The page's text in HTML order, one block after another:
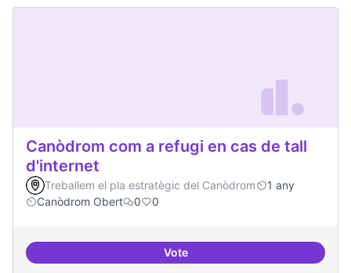
Canòdrom com a refugi en cas de tall
d'internet
Treballem el pla estratègic del Canòdrom
1 any
Canòdrom Obert
0 0
VoteCanòdrom com a refugi en cas